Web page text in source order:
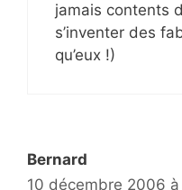
jamais contents
s’inventer des
qu’eux !)
Bernard
10 décembre 2006